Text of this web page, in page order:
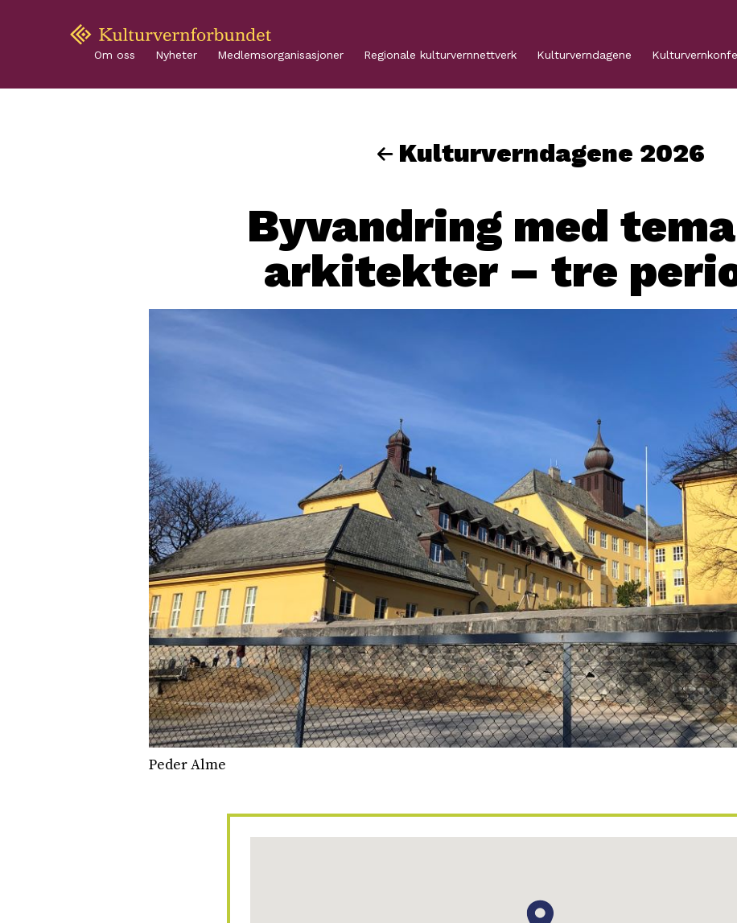
Om oss Nyheter Medlemsorganisasjoner Regionale kulturvernnettverk Kulturverndagene
Kulturverndagene 2026
Byvandring med
arkitekter – tre
Peder Alme